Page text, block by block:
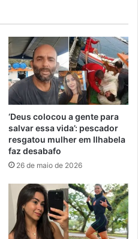
‘Deus colocou a gente para
salvar essa vida’: pescador
resgatou mulher em Ilhabela
faz desabafo
26 de maio de 2026